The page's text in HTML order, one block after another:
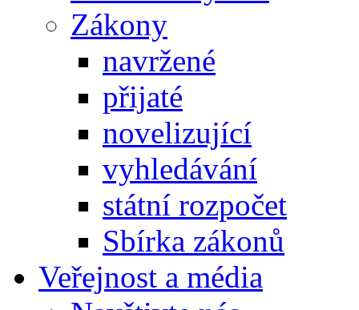
Zákony
navržené
přijaté
novelizující
vyhledávání
státní rozpočet
Sbírka zákonů
Veřejnost a média